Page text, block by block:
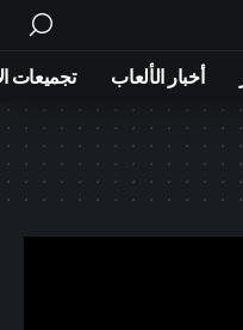
أخبار الألعاب تجميعات